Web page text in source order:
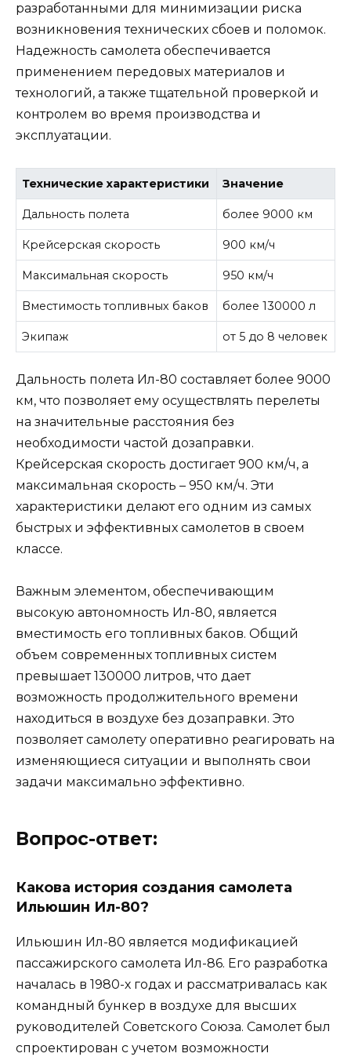
разработанными для минимизации риска
возникновения технических сбоев и поломок.
Надежность самолета обеспечивается
применением передовых материалов и
технологий, а также тщательной проверкой и
контролем во время производства и
эксплуатации.
Технические характеристики Значение
Дальность полета более 9000 км
Крейсерская скорость 900 км/ч
Максимальная скорость 950 км/ч
Вместимость топливных баков более 130000 л
Экипаж от 5 до 8 человек
Дальность полета Ил-80 составляет более 9000
км, что позволяет ему осуществлять перелеты
на значительные расстояния без
необходимости частой дозаправки.
Крейсерская скорость достигает 900 км/ч, а
максимальная скорость – 950 км/ч. Эти
характеристики делают его одним из самых
быстрых и эффективных самолетов в своем
классе.
Важным элементом, обеспечивающим
высокую автономность Ил-80, является
вместимость его топливных баков. Общий
объем современных топливных систем
превышает 130000 литров, что дает
возможность продолжительного времени
находиться в воздухе без дозаправки. Это
позволяет самолету оперативно реагировать на
изменяющиеся ситуации и выполнять свои
задачи максимально эффективно.
Вопрос-ответ:
Какова история создания самолета
Ильюшин Ил-80?
Ильюшин Ил-80 является модификацией
пассажирского самолета Ил-86. Его разработка
началась в 1980-х годах и рассматривалась как
командный бункер в воздухе для высших
руководителей Советского Союза. Самолет был
спроектирован с учетом возможности